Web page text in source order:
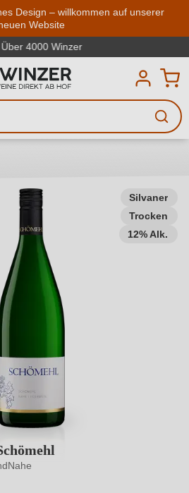
Zum Hauptinhalt springen
Design – willkommen auf unserer
Website
Über 4000 Winzer
Silvaner
Trocken
12% Alk.
Nahe
eingeben
Sie, welchen Wein
– ob nach Geschmack,